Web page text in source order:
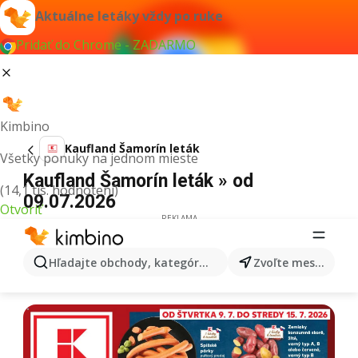
Aktuálne letáky vždy po ruke
Pridať do Chrome - ZADARMO
Kimbino
Všetky ponuky na jednom mieste
(14,1 tis. hodnotení)
Otvoriť
Hľadajte obchody, kategórie, produkty... Zvoľte mesto
Kaufland Šamorín leták
Kaufland Šamorín leták » od
09.07.2026
REKLAMA